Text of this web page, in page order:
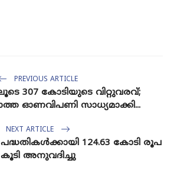
PREVIOUS ARTICLE
307 കോടിയുടെ വിറ്റുവരവ്;
ഓണവിപണി സാധ്യമാക്കി...
NEXT ARTICLE
124.63 കോടി രൂപ
കൂടി അനുവദിച്ചു